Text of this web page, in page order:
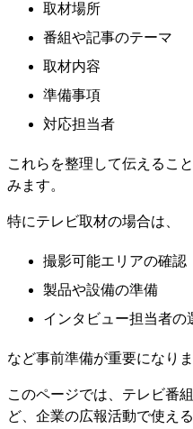
取材場所
番組や記事のテーマ
取材内容
準備事項
対応担当者
これらを整理して伝えるこ
みます。
特にテレビ取材の場合は、
撮影可能エリアの確認
製品や設備の準備
インタビュー担当者の
など事前準備が重要になりま
このページでは、テレビ番
ど、企業の広報活動で使え